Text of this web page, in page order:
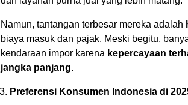
Namun, tantangan terbesar mereka adalah
biaya masuk dan pajak. Meski begitu,
kendaraan impor karena kepercayaan
jangka panjang.
Preferensi Konsumen Indonesia di